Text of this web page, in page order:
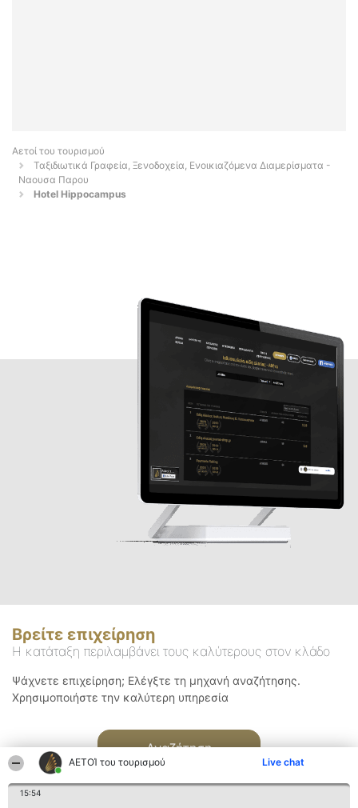
ΑΕΤΟΊ του τουρισμού Live chat
15:54
Αετοί του τουρισμού
Ταξιδιωτικά Γραφεία, Ξενοδοχεία, Ενοικιαζόμενα Διαμερίσματα -
Ναουσα Παρου
Hotel Hippocampus
Βρείτε επιχείρηση
Η κατάταξη περιλαμβάνει τους καλύτερους στον κλάδο
Ψάχνετε επιχείρηση; Ελέγξτε τη μηχανή αναζήτησης.
Χρησιμοποιήστε την καλύτερη υπηρεσία
Αναζήτηση